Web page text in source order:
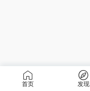
首页 发现